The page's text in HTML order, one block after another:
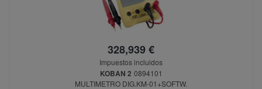
328,939 €
Impuestos incluidos
KOBAN 2 0894101
MULTIMETRO DIG.KM-01+SOFTW.